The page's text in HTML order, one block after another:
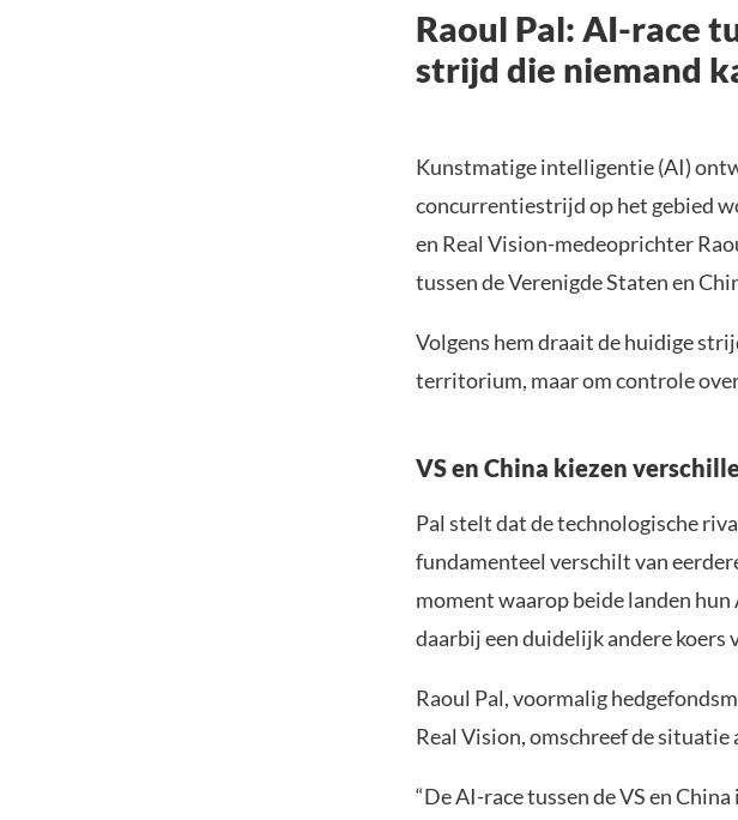
Raoul Pal: AI-race
strijd die niemand
Kunstmatige intelligentie (AI)
concurrentiestrijd op het gebied
en Real Vision-medeoprichter
tussen de Verenigde Staten en
Volgens hem draait de huidige
territorium, maar om controle
VS en China kiezen
Pal stelt dat de technologische
fundamenteel verschilt van
moment waarop beide landen
daarbij een duidelijk andere koers
Raoul Pal, voormalig
Real Vision, omschreef de situatie
“De AI-race tussen de VS en